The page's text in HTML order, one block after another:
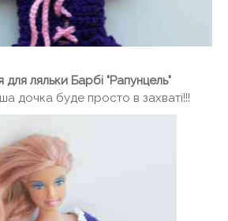
для ляльки Барбі "Рапунцель"
дочка буде просто в захваті!!!